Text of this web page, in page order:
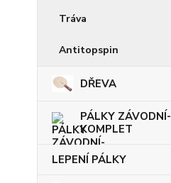
Tráva
Antitopspin
DŘEVA
PÁLKY ZÁVODNÍ-
KOMPLET
LEPENÍ PÁLKY